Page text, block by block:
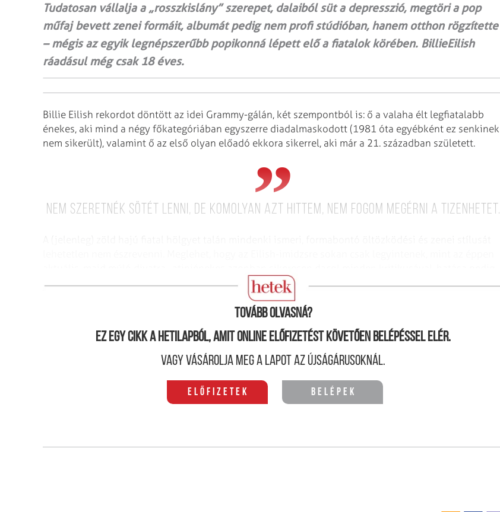
Tudatosan vállalja a „rosszkislány” szerepet, dalaiból süt a depresszió, megtöri a pop
műfaj bevett zenei formáit, albumát pedig nem profi stúdióban, hanem otthon rögzítette
– mégis az egyik legnépszerűbb popikonná lépett elő a fiatalok körében. BillieEilish
ráadásul még csak 18 éves.
Billie Eilish rekordot döntött az idei Grammy-gálán, két szempontból is: ő a valaha élt legfiatalabb
énekes, aki mind a négy főkategóriában egyszerre diadalmaskodott (1981 óta egyébként ez senkinek
nem sikerült), valamint ő az első olyan előadó ekkora sikerrel, aki már a 21. században született.
Nem szeretnék sötét lenni, de komolyan azt hittem, nem fogom megérni a tizenhetet.
nagyobb lehet, mint az elmúlt évtized ,,jó­kislány” képében tetszelgő popsztároké volt.
Tovább olvasná?
Ez egy cikk a hetilapból, amit online előfizetést követően belépéssel elér.
Vagy vásárolja meg a lapot az újságárusoknál.
Előfizetek Belépek